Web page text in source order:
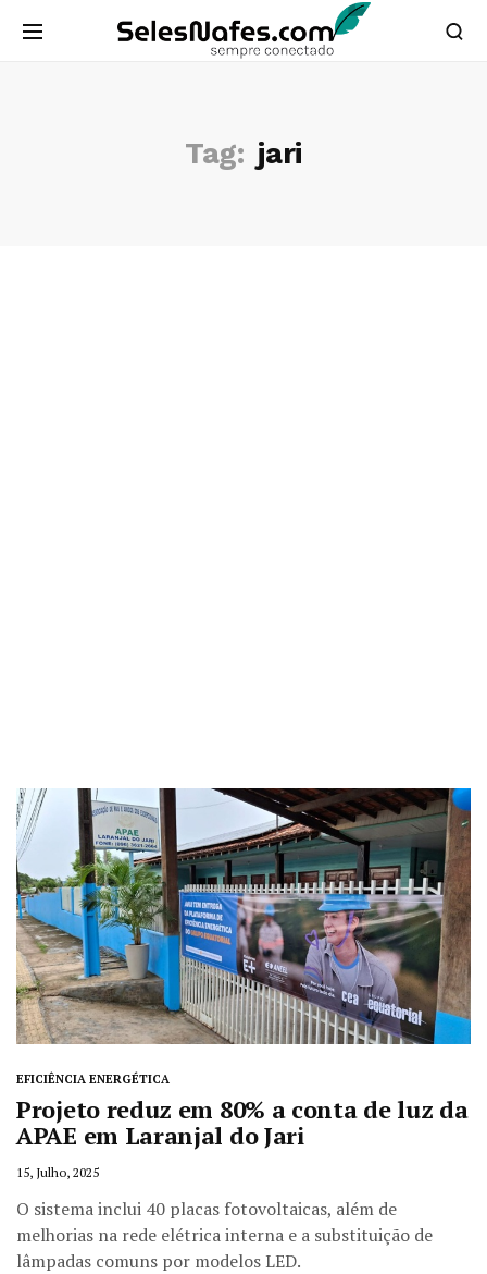
Tag: jari
EFICIÊNCIA ENERGÉTICA
Projeto reduz em 80% a conta de luz da
APAE em Laranjal do Jari
15, Julho, 2025
O sistema inclui 40 placas fotovoltaicas, além de
melhorias na rede elétrica interna e a substituição de
lâmpadas comuns por modelos LED.